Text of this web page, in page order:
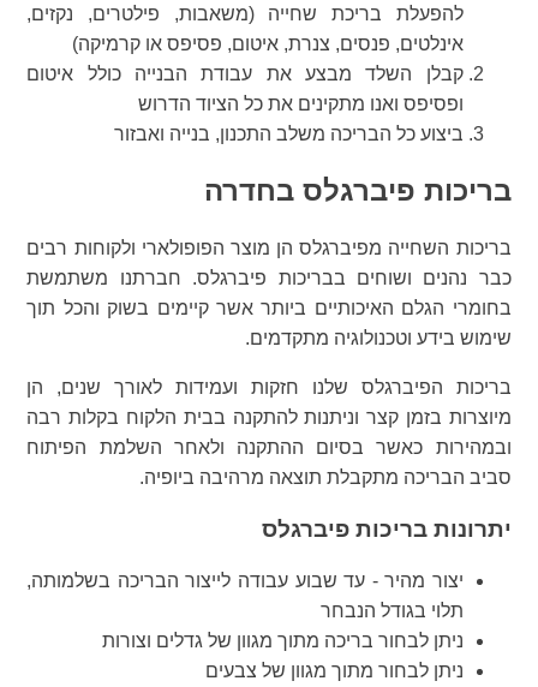
להפעלת בריכת שחייה (משאבות, פילטרים, נקזים,
אינלטים, פנסים, צנרת, איטום, פסיפס או קרמיקה)
קבלן השלד מבצע את עבודת הבנייה כולל איטום
ופסיפס ואנו מתקינים את כל הציוד הדרוש
ביצוע כל הבריכה משלב התכנון, בנייה ואבזור
בריכות פיברגלס בחדרה
בריכות השחייה מפיברגלס הן מוצר הפופולארי ולקוחות רבים
כבר נהנים ושוחים בבריכות פיברגלס. חברתנו משתמשת
בחומרי הגלם האיכותיים ביותר אשר קיימים בשוק והכל תוך
שימוש בידע וטכנולוגיה מתקדמים.
בריכות הפיברגלס שלנו חזקות ועמידות לאורך שנים, הן
מיוצרות בזמן קצר וניתנות להתקנה בבית הלקוח בקלות רבה
ובמהירות כאשר בסיום ההתקנה ולאחר השלמת הפיתוח
סביב הבריכה מתקבלת תוצאה מרהיבה ביופיה.
יתרונות בריכות פיברגלס
יצור מהיר - עד שבוע עבודה לייצור הבריכה בשלמותה,
תלוי בגודל הנבחר
ניתן לבחור בריכה מתוך מגוון של גדלים וצורות
ניתן לבחור מתוך מגוון של צבעים